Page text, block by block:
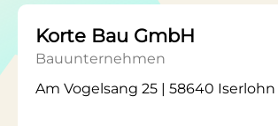
Korte Bau GmbH
Bauunternehmen
Am Vogelsang 25 | 58640 Iserlohn